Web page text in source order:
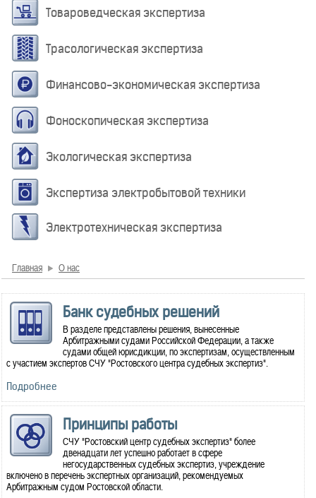
Товароведческая экспертиза
Трасологическая экспертиза
Финансово-экономическая экспертиза
Фоноскопическая экспертиза
Экологическая экспертиза
Экспертиза электробытовой техники
Электротехническая экспертиза
Главная О нас
Банк судебных решений
В разделе представлены решения, вынесенные
Арбитражными судами Российской Федерации, а также
судами общей юрисдикции, по экспертизам, осуществленным
с участием экспертов СЧУ "Ростовского центра судебных экспертиз".
Подробнее
Принципы работы
СЧУ "Ростовский центр судебных экспертиз" более
двенадцати лет успешно работает в сфере
негосударственных судебных экспертиз, учреждение
включено в перечень экспертных организаций, рекомендуемых
Арбитражным судом Ростовской области.